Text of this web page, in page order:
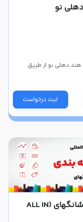
نو
هند دهلی نو از طریق
ثبت درخواست
تور نمایشگاه چاپ و بسته بندی چین شانگهای (ALL IN